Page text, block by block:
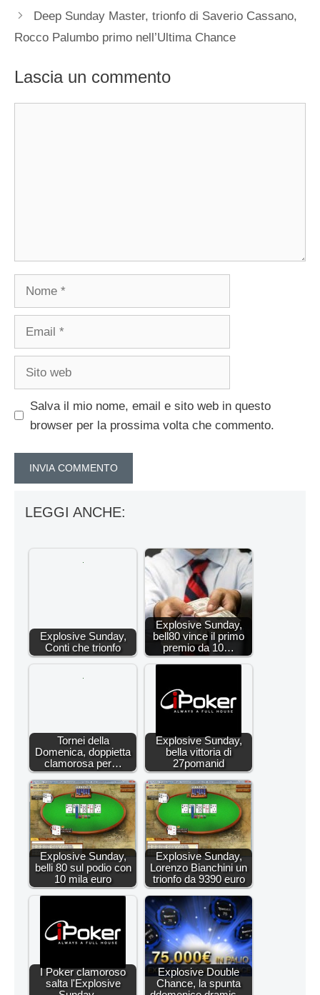
Deep Sunday Master, trionfo di Saverio Cassano,
Rocco Palumbo primo nell’Ultima Chance
Lascia un commento
Salva il mio nome, email e sito web in questo
browser per la prossima volta che commento.
LEGGI ANCHE:
Explosive Sunday,
Conti che trionfo
Explosive Sunday,
bell80 vince il primo
premio da 10…
Tornei della
Domenica, doppietta
clamorosa per…
Explosive Sunday,
bella vittoria di
27pomanid
Explosive Sunday,
belli 80 sul podio con
10 mila euro
Explosive Sunday,
Lorenzo Bianchini un
trionfo da 9390 euro
I Poker clamoroso
salta l'Explosive
Explosive Double
Chance, la spunta